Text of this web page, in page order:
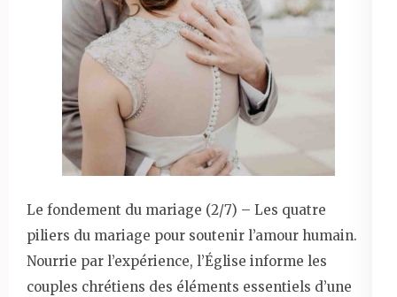
Le fondement du mariage (2/7) – Les quatre
piliers du mariage pour soutenir l’amour humain.
Nourrie par l’expérience, l’Église informe les
couples chrétiens des éléments essentiels d’une